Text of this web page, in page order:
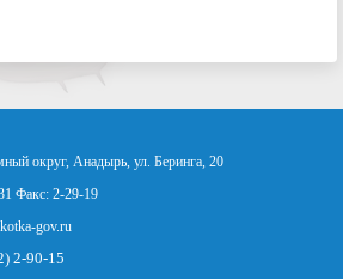
округ, Анадырь, ул. Беринга, 20
Факс: 2-29-19
gov.ru
2-90-15